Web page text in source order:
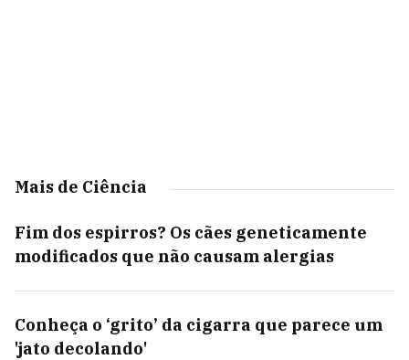
Mais de Ciência
Fim dos espirros? Os cães geneticamente
modificados que não causam alergias
Conheça o ‘grito’ da cigarra que parece um
'jato decolando'